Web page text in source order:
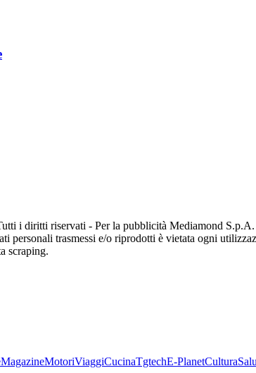
i diritti riservati - Per la pubblicità Mediamond
personali trasmessi e/o riprodotti è vietata ogni
scraping.
MagazineMotoriViaggiCucinaTgtechE-PlanetCultura